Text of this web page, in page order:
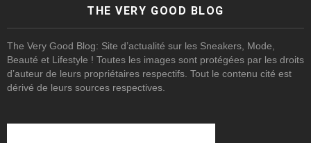
THE VERY GOOD BLOG
The Very Good Blog: Site d’actualité sur les Sneakers, Mode,
Beauté et Lifestyle ! Toutes les images sont protégées par les droits
d’auteur de leurs propriétaires respectifs. Tout le contenu cité est
dérivé de leurs sources respectives.